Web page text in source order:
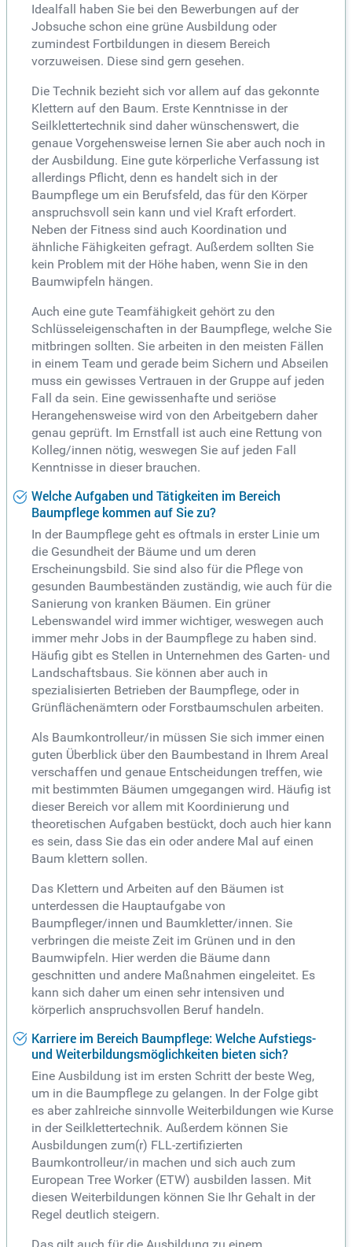
Idealfall haben Sie bei den Bewerbungen auf der
Jobsuche schon eine grüne Ausbildung oder
zumindest Fortbildungen in diesem Bereich
vorzuweisen. Diese sind gern gesehen.
Die Technik bezieht sich vor allem auf das gekonnte
Klettern auf den Baum. Erste Kenntnisse in der
Seilklettertechnik sind daher wünschenswert, die
genaue Vorgehensweise lernen Sie aber auch noch in
der Ausbildung. Eine gute körperliche Verfassung ist
allerdings Pflicht, denn es handelt sich in der
Baumpflege um ein Berufsfeld, das für den Körper
anspruchsvoll sein kann und viel Kraft erfordert.
Neben der Fitness sind auch Koordination und
ähnliche Fähigkeiten gefragt. Außerdem sollten Sie
kein Problem mit der Höhe haben, wenn Sie in den
Baumwipfeln hängen.
Auch eine gute Teamfähigkeit gehört zu den
Schlüsseleigenschaften in der Baumpflege, welche Sie
mitbringen sollten. Sie arbeiten in den meisten Fällen
in einem Team und gerade beim Sichern und Abseilen
muss ein gewisses Vertrauen in der Gruppe auf jeden
Fall da sein. Eine gewissenhafte und seriöse
Herangehensweise wird von den Arbeitgebern daher
genau geprüft. Im Ernstfall ist auch eine Rettung von
Kolleg/innen nötig, weswegen Sie auf jeden Fall
Kenntnisse in dieser brauchen.
Welche Aufgaben und Tätigkeiten im Bereich
Baumpflege kommen auf Sie zu?
In der Baumpflege geht es oftmals in erster Linie um
die Gesundheit der Bäume und um deren
Erscheinungsbild. Sie sind also für die Pflege von
gesunden Baumbeständen zuständig, wie auch für die
Sanierung von kranken Bäumen. Ein grüner
Lebenswandel wird immer wichtiger, weswegen auch
immer mehr Jobs in der Baumpflege zu haben sind.
Häufig gibt es Stellen in Unternehmen des Garten- und
Landschaftsbaus. Sie können aber auch in
spezialisierten Betrieben der Baumpflege, oder in
Grünflächenämtern oder Forstbaumschulen arbeiten.
Als Baumkontrolleur/in müssen Sie sich immer einen
guten Überblick über den Baumbestand in Ihrem Areal
verschaffen und genaue Entscheidungen treffen, wie
mit bestimmten Bäumen umgegangen wird. Häufig ist
dieser Bereich vor allem mit Koordinierung und
theoretischen Aufgaben bestückt, doch auch hier kann
es sein, dass Sie das ein oder andere Mal auf einen
Baum klettern sollen.
Das Klettern und Arbeiten auf den Bäumen ist
unterdessen die Hauptaufgabe von
Baumpfleger/innen und Baumkletter/innen. Sie
verbringen die meiste Zeit im Grünen und in den
Baumwipfeln. Hier werden die Bäume dann
geschnitten und andere Maßnahmen eingeleitet. Es
kann sich daher um einen sehr intensiven und
körperlich anspruchsvollen Beruf handeln.
Karriere im Bereich Baumpflege: Welche Aufstiegs-
und Weiterbildungsmöglichkeiten bieten sich?
Eine Ausbildung ist im ersten Schritt der beste Weg,
um in die Baumpflege zu gelangen. In der Folge gibt
es aber zahlreiche sinnvolle Weiterbildungen wie Kurse
in der Seilklettertechnik. Außerdem können Sie
Ausbildungen zum(r) FLL-zertifizierten
Baumkontrolleur/in machen und sich auch zum
European Tree Worker (ETW) ausbilden lassen. Mit
diesen Weiterbildungen können Sie Ihr Gehalt in der
Regel deutlich steigern.